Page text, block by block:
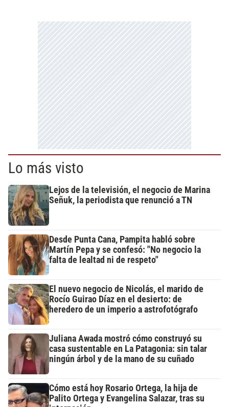
Lo más visto
Lejos de la televisión, el negocio de Marina
Señuk, la periodista que renunció a TN
Desde Punta Cana, Pampita habló sobre
Martín Pepa y se confesó: "No negocio la
falta de lealtad ni de respeto"
El nuevo negocio de Nicolás, el marido de
Rocío Guirao Díaz en el desierto: de
heredero de un imperio a astrofotógrafo
Juliana Awada mostró cómo construyó su
casa sustentable en La Patagonia: sin talar
ningún árbol y de la mano de su cuñado
Cómo está hoy Rosario Ortega, la hija de
Palito Ortega y Evangelina Salazar, tras su